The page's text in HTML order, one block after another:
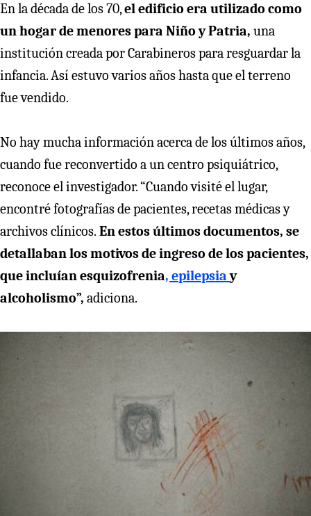
En la década de los 70,el edificio era utilizado como
un hogar de menores para Niño y Patria, una
institución creada por Carabineros para resguardar la
infancia. Así estuvo varios años hasta que el terreno
fue vendido.
No hay mucha información acerca de los últimos años,
cuando fue reconvertido a un centro psiquiátrico,
reconoce el investigador. “Cuando visité el lugar,
encontré fotografías de pacientes, recetas médicas y
archivos clínicos. En estos últimos documentos, se
detallaban los motivos de ingreso de los pacientes,
que incluían esquizofrenia, epilepsiay
alcoholismo”, adiciona.